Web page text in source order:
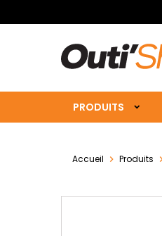
PRODUITS
Accueil Produits